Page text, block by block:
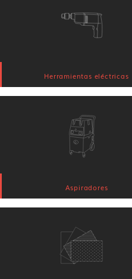
Herramientas eléctricas
Aspiradores